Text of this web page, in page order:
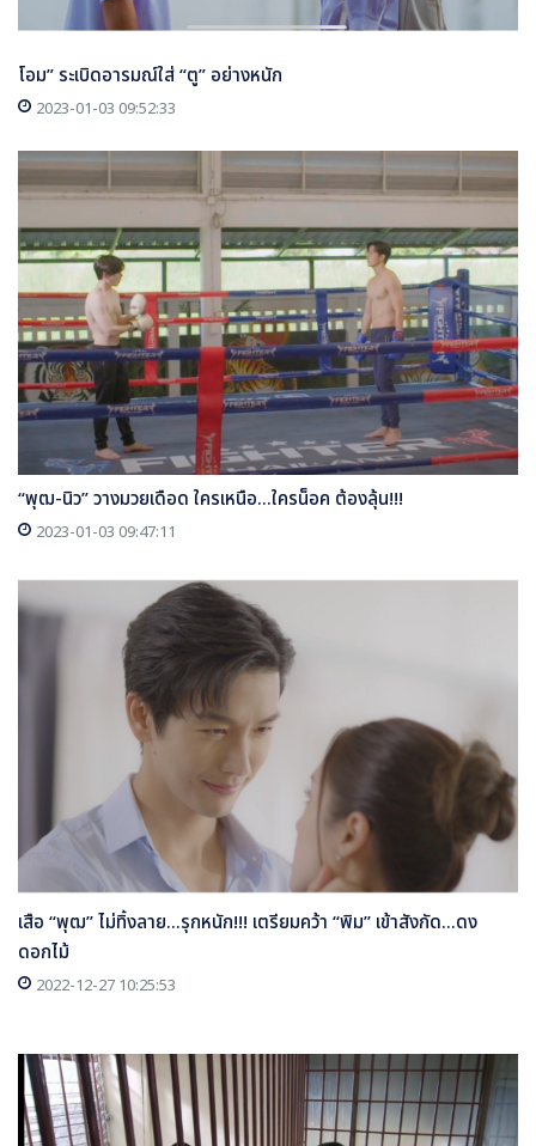
โอม” ระเบิดอารมณ์ใส่ “ตู” อย่างหนัก
2023-01-03 09:52:33
“พุฒ-นิว” วางมวยเดือด ใครเหนือ...ใครน็อค ต้องลุ้น!!!
2023-01-03 09:47:11
เสือ “พุฒ” ไม่ทิ้งลาย...รุกหนัก!!! เตรียมคว้า “พิม” เข้าสังกัด...ดง
ดอกไม้
2022-12-27 10:25:53